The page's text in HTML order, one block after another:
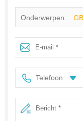
Onderwerpen:
neus Stalen
Telefoon